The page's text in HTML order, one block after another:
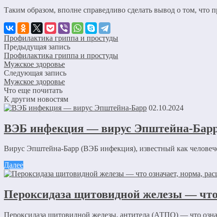
Таким образом, вполне справедливо сделать вывод о том,
Профилактика гриппа и простуды
Предыдущая запись
Профилактика гриппа и простуды
Мужское здоровье
Следующая запись
Мужское здоровье
Что еще почитать
К другим новостям
02.10.2024
ВЭБ инфекция — вирус Эпштейна-
Вирус Эпштейна-Барр (ВЭБ инфекция), известный как
Далее
Пероксидаза щитовидной железы —
Пероксидаза щитовидной железы, антитела (АТПО) — что